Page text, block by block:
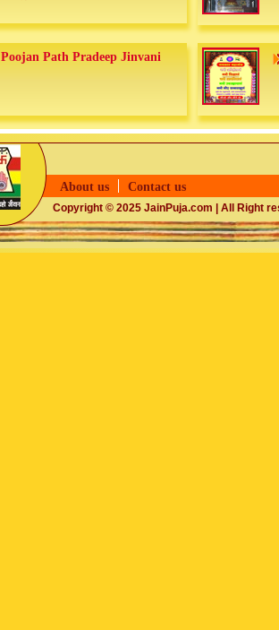
Poojan Path Pradeep Jinvani
About us Contact us
Copyright © 2025 JainPuja.com | All Right